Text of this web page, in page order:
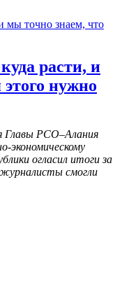
расти, и
нужно
Главы РСО–Алания
экономическому
огласил итоги за
смогли